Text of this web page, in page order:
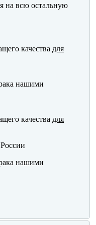
на всю остальную
качества для
нашими
качества для
нашими